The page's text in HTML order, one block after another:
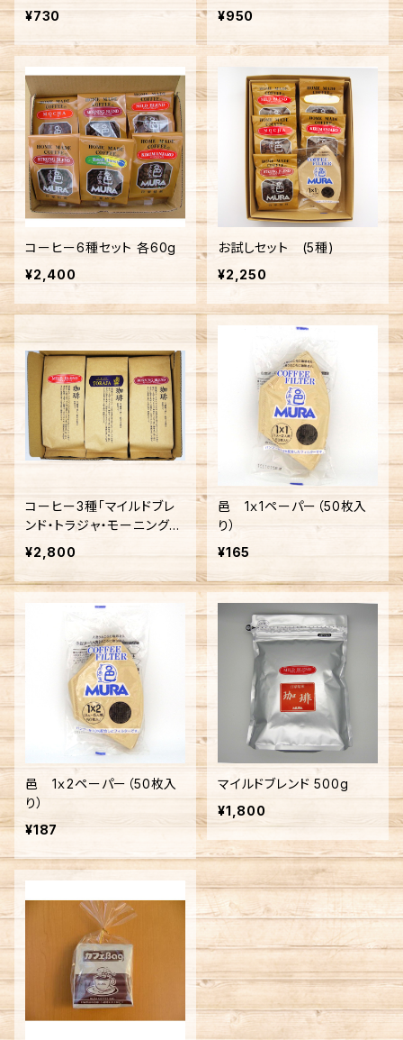
¥730
¥950
コーヒー6種セット 各60g
¥2,400
お試しセット (5種)
¥2,250
コーヒー3種「マイルドブレ
ンド・トラジャ・モーニングブ
レンド」セット
¥2,800
邑 1ｘ1ペーパー（50枚入
り）
¥165
邑 1ｘ2ペーパー（50枚入
り）
¥187
マイルドブレンド 500g
¥1,800